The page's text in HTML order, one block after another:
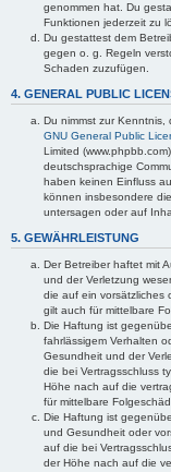
genommen hat. Du
Funktionen jederzeit zu
Du gestattest dem
gegen o. g. Regeln
Schaden zuzufügen.
4. GENERAL PUBLIC
Du nimmst zur Kenntnis,
GNU General Public
Limited
deutschsprachige
haben keinen Einfluss
können insbesondere
untersagen oder auf
5. GEWÄHRLEISTUNG
Der Betreiber haftet mit
und der Verletzung
die auf ein vorsätzliches
gilt auch für mittelbare
Die Haftung ist
fahrlässigem Verhalten
Gesundheit und der
die bei Vertragsschluss
Höhe nach auf die
für mittelbare
Die Haftung ist
und Gesundheit oder
auf die bei
der Höhe nach auf die